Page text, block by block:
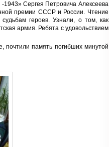
Сергея Петровича Алексеева
премии СССР и России. Чтение
героев. Узнали, о том, как
армия. Ребята с удовольствием
почтили память погибших минутой